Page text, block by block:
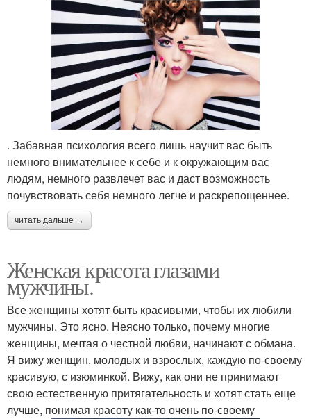
. Забавная психология всего лишь научит вас быть
немного внимательнее к себе и к окружающим вас
людям, немного развлечет вас и даст возможность
почувствовать себя немного легче и раскрепощеннее.
читать дальше →
Женская красота глазами
мужчины.
Все женщины хотят быть красивыми, чтобы их любили
мужчины. Это ясно. Неясно только, почему многие
женщины, мечтая о честной любви, начинают с обмана.
Я вижу женщин, молодых и взрослых, каждую по-своему
красивую, с изюминкой. Вижу, как они не принимают
свою естественную притягательность и хотят стать еще
лучше, понимая красоту как-то очень по-своему